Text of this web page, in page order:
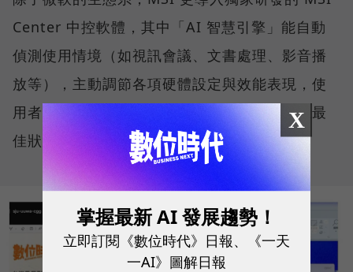
Center 中控軟體，其中「AI 智慧引擎」能自動
偵測使用情境（如視訊會議、文書處理、影音播
放等），主動調節各項硬體設定與效能表現，使
用者無需動手調整參數，系統便能持續維持在最
佳狀態。
X
掌握最新 AI 發展趨勢！
立即訂閱《數位時代》日報、《一天
一AI》圖解日報